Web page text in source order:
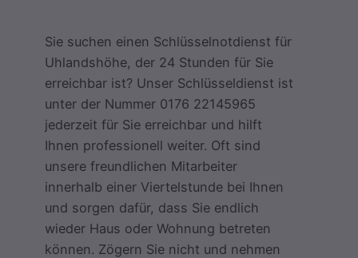
Sie suchen einen Schlüsselnotdienst für
Uhlandshöhe, der 24 Stunden für Sie
erreichbar ist? Unser Schlüsseldienst ist
unter der Nummer 0176 22145965
jederzeit für Sie erreichbar und hilft
Ihnen professionell weiter. Oft sind
unsere freundlichen Mitarbeiter
innerhalb einer Viertelstunde bei Ihnen
und sorgen dafür, dass Sie endlich
wieder Haus oder Wohnung betreten
können. Zögern Sie nicht und nehmen